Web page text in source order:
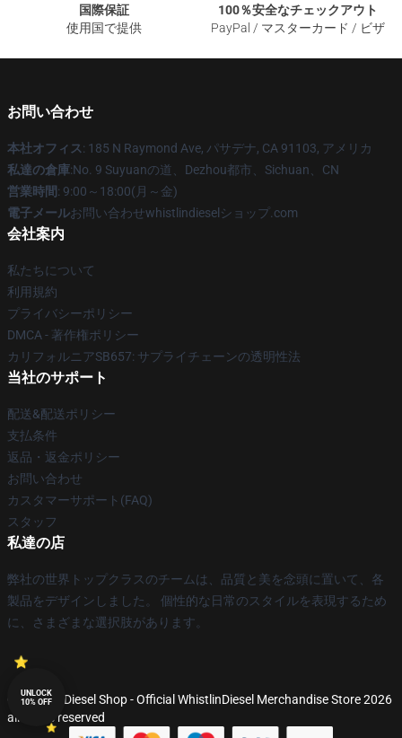
国際保証
使用国で提供
100％安全なチェックアウト
PayPal / マスターカード / ビザ
お問い合わせ
本社オフィス: 185 N Raymond Ave, パサデナ, CA 91103, アメリカ
私達の倉庫:No. 9 Suyuanの道、Dezhou都市、Sichuan、CN
営業時間: 9:00～18:00(月～金)
電子メールお問い合わせwhistlindieselショップ.com
会社案内
私たちについて
利用規約
プライバシーポリシー
DMCA - 著作権ポリシー
カリフォルニアSB657: サプライチェーンの透明性法
当社のサポート
配送&配送ポリシー
支払条件
返品・返金ポリシー
お問い合わせ
カスタマーサポート(FAQ)
スタッフ
私達の店
弊社の世界トップクラスのチームは、品質と美を念頭に置いて、各
製品をデザインしました。 個性的な日常のスタイルを表現するため
に、さまざまな選択肢があります。
© WhistlinDiesel Shop - Official WhistlinDiesel Merchandise Store 2026
all rights reserved
UNLOCK
10% OFF